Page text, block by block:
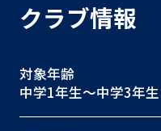
クラブ情報
対象年齢
中学1年生〜中学3年生